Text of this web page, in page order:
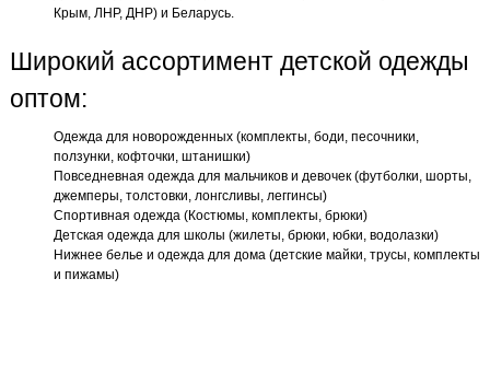
Крым, ЛНР, ДНР) и Беларусь.
Широкий ассортимент детской одежды
оптом:
Одежда для новорожденных (комплекты, боди, песочники,
ползунки, кофточки, штанишки)
Повседневная одежда для мальчиков и девочек (футболки, шорты,
джемперы, толстовки, лонгсливы, леггинсы)
Спортивная одежда (Костюмы, комплекты, брюки)
Детская одежда для школы (жилеты, брюки, юбки, водолазки)
Нижнее белье и одежда для дома (детские майки, трусы, комплекты
и пижамы)